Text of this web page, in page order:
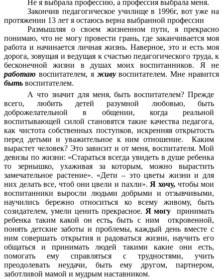
Не я выбрала профессию, а профессия выбрала меня.
Закончив педагогическое училище в 1996г, вот уже на
протяжении 13 лет я остаюсь верна выбранной профессии
Размышляя о своем жизненном пути, я прекрасно
понимаю, что не могу провести грань, где заканчивается моя
работа и начинается личная жизнь. Наверное, это и есть моя
дорога, зовущая и ведущая к счастью педагогического труда, к
бесконечной жизни в душах моих воспитанников. Я не
работаю воспитателем, я живувоспитателем. Мне нравится
быть воспитателем.
А что значит для меня, быть воспитателем? Прежде
всего, любить детей разумной любовью, быть
доброжелательной в общении, когда реальной
воспитывающей силой становятся такие качества педагога,
как чистота собственных поступков, искренняя открытость
перед детьми и уважительное к ним отношение.Каким
вырастет человек? Это зависит и от меня, воспитателя. Мой
девизы по жизни: «Стараться всегда увидеть в душе ребенка
то зернышко, ухаживая за которым, можно вырастить
замечательное растение». «Дети – это цветы жизни и для
них делать все, чтоб они цвели и пахли».Я хочу, чтобы мои
воспитанники выросли людьми добрыми и отзывчивыми,
научились бережно относиться ко всему живому, быть
созидателем, умели ценить прекрасное. Я могупринимать
ребенка таким какой он есть,быть с ним откровенной,
понять детские заботы и проблемы, каждый день вместе с
ним совершать открытия и радоваться жизни, научить его
общаться и принимать людей такими какие они есть,
помогать ему справляться с трудностями, учить
преодолевать неудачи, быть ему другом, партнером,
заботливой мамой и мудрым наставником.